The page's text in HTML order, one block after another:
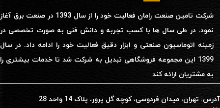
شرکت تامین صنعت رامان فعالیت خود را از سال 1393 در صنعت برق آغاز
نمود. در طی سال ها با کسب تجربه و دانش فنی به صورت تخصصی در
زمینه اتوماسیون صنعتی و ابزار دقیق فعالیت خود را ادامه داد. در سال
1399 این مجموعه فروشگاهی تبدیل به شرکت شد تا خدمات بیشتری را
به مشتریان ارائه کند
آدرس: تهران، میدان فردوسی، کوچه گل پرور، پلاک 14 واحد 28